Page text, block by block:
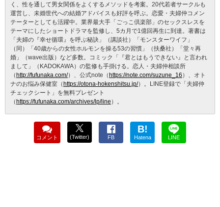
く、性を通して男女関係をよくするメソッドを考案。20代若者サークルも
運営し、未婚世代への結婚アドバイスも好評を呼ぶ。恋愛・夫婦仲コメン
テーターとしても活躍中。業界最大手「ごっこ倶楽部」のセックスレスを
テーマにしたショートドラマを監修し、5カ月で1億回再生に到達。著書は
「夫婦の『幸せ循環』を呼ぶ秘訣」（講談社）「モンスターワイフ」
（同）「40歳からの女性ホルモンを操る53の習慣」（扶桑社）「堂々再
婚」（wave出版）など多数。コミック「『君とはもうできない』と言われ
まして」（KADOKAWA）の監修も手掛ける。恋人・夫婦仲相談所
（ http://fufunaka.com/）、公式note（ https://note.com/suzune_16 ）、オト
ナのお悩み保健室（ https://otona-hokenshitsu.jp/）。LINE登録で「夫婦仲
チェックシート」を無料プレゼント
（ https://fufunaka.com/archives/lp/line ）。
コメント (Twitter) FB
B!
Hatena LINE